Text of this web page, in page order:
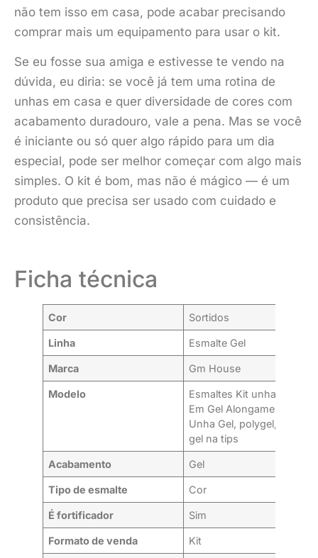
não tem isso em casa, pode acabar precisando
comprar mais um equipamento para usar o kit.
Se eu fosse sua amiga e estivesse te vendo na
dúvida, eu diria: se você já tem uma rotina de
unhas em casa e quer diversidade de cores com
acabamento duradouro, vale a pena. Mas se você
é iniciante ou só quer algo rápido para um dia
especial, pode ser melhor começar com algo mais
simples. O kit é bom, mas não é mágico — é um
produto que precisa ser usado com cuidado e
consistência.
Ficha técnica
Cor Sortidos
Linha Esmalte Gel
Marca Gm House
Modelo
Esmaltes Kit unha
Em Gel Alongamento
Unha Gel, polygel,
gel na tips
Acabamento Gel
Tipo de esmalte Cor
É fortificador Sim
Formato de venda Kit